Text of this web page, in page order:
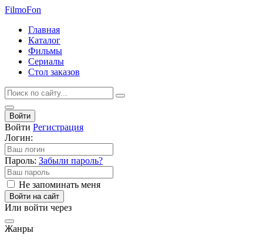
FilmoFon
Главная
Каталог
Фильмы
Сериалы
Стол заказов
Войти
Войти Регистрация
Логин:
Пароль: Забыли пароль?
Не запоминать меня
Войти на сайт
Или войти через
Жанры